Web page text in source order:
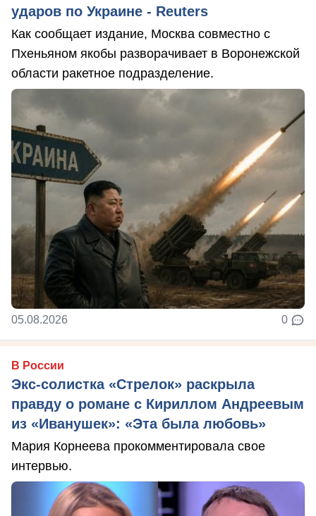
ударов по Украине - Reuters
Как сообщает издание, Москва совместно с
Пхеньяном якобы разворачивает в Воронежской
области ракетное подразделение.
05.08.2026 0
В России
Экс-солистка «Стрелок» раскрыла
правду о романе с Кириллом Андреевым
из «Иванушек»: «Эта была любовь»
Мария Корнеева прокомментировала свое
интервью.